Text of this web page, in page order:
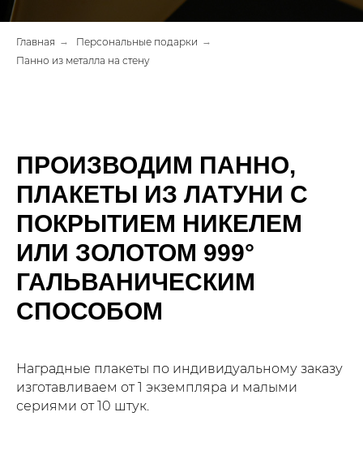
Главная → Персональные подарки →
Панно из металла на стену
ПРОИЗВОДИМ ПАННО,
ПЛАКЕТЫ ИЗ ЛАТУНИ С
ПОКРЫТИЕМ НИКЕЛЕМ
ИЛИ ЗОЛОТОМ 999°
ГАЛЬВАНИЧЕСКИМ
СПОСОБОМ
Наградные плакеты по индивидуальному заказу
изготавливаем от 1 экземпляра и малыми
сериями от 10 штук.